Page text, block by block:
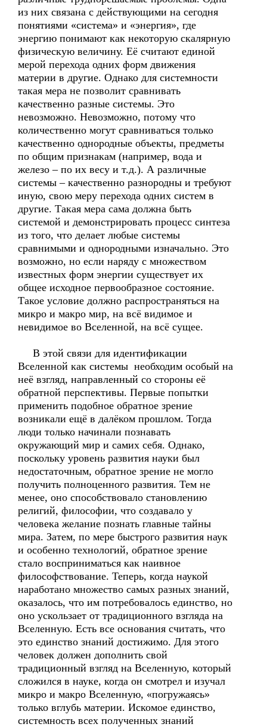
из них связана с действующими на сегодня
понятиями «система» и «энергия», где
энергию понимают как некоторую скалярную
физическую величину. Её считают единой
мерой перехода одних форм движения
материи в другие. Однако для системности
такая мера не позволит сравнивать
качественно разные системы. Это
невозможно. Невозможно, потому что
количественно могут сравниваться только
качественно однородные объекты, предметы
по общим признакам (например, вода и
железо – по их весу и т.д.). А различные
системы – качественно разнородны и требуют
иную, свою меру перехода одних систем в
другие. Такая мера сама должна быть
системой и демонстрировать процесс синтеза
из того, что делает любые системы
сравнимыми и однородными изначально. Это
возможно, но если наряду с множеством
известных форм энергии существует их
общее исходное первообразное состояние.
Такое условие должно распространяться на
микро и макро мир, на всё видимое и
невидимое во Вселенной, на всё сущее.
В этой связи для идентификации
Вселенной как системы необходим особый на
неё взгляд, направленный со стороны её
обратной перспективы. Первые попытки
применить подобное обратное зрение
возникали ещё в далёком прошлом. Тогда
люди только начинали познавать
окружающий мир и самих себя. Однако,
поскольку уровень развития науки был
недостаточным, обратное зрение не могло
получить полноценного развития. Тем не
менее, оно способствовало становлению
религий, философии, что создавало у
человека желание познать главные тайны
мира. Затем, по мере быстрого развития наук
и особенно технологий, обратное зрение
стало восприниматься как наивное
философствование. Теперь, когда наукой
наработано множество самых разных знаний,
оказалось, что им потребовалось единство, но
оно ускользает от традиционного взгляда на
Вселенную. Есть все основания считать, что
это единство знаний достижимо. Для этого
человек должен дополнить свой
традиционный взгляд на Вселенную, который
сложился в науке, когда он смотрел и изучал
микро и макро Вселенную, «погружаясь»
только вглубь материи. Искомое единство,
системность всех полученных знаний